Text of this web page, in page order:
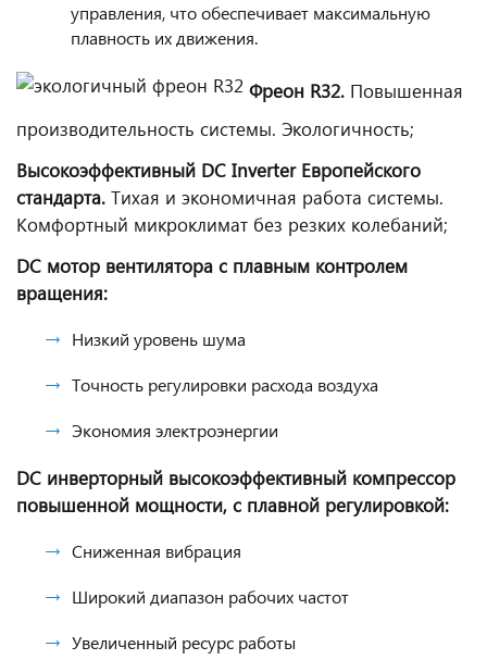
управления, что обеспечивает максимальную
плавность их движения.
Фреон R32. Повышенная
производительность системы. Экологичность;
Высокоэффективный DC Inverter Европейского
стандарта. Тихая и экономичная работа системы.
Комфортный микроклимат без резких колебаний;
DC мотор вентилятора с плавным контролем
вращения:
Низкий уровень шума
Точность регулировки расхода воздуха
Экономия электроэнергии
DC инверторный высокоэффективный компрессор
повышенной мощности, с плавной регулировкой:
Сниженная вибрация
Широкий диапазон рабочих частот
Увеличенный ресурс работы